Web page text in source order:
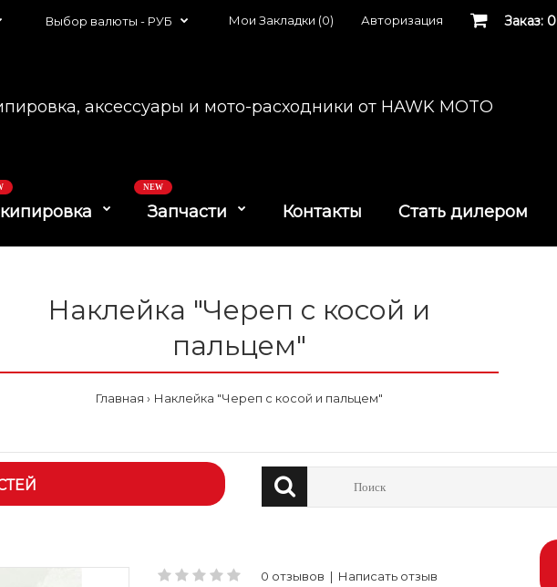
Выбор валюты - РУБ Мои Закладки (0) Авторизация Заказ: 0
аксессуары и мото-расходники от HAWK MOTO
Запчасти
NEW
Контакты Стать дилером
Наклейка "Череп с косой и
пальцем"
Главная Наклейка "Череп с косой и пальцем"
0 отзывов | Написать отзыв